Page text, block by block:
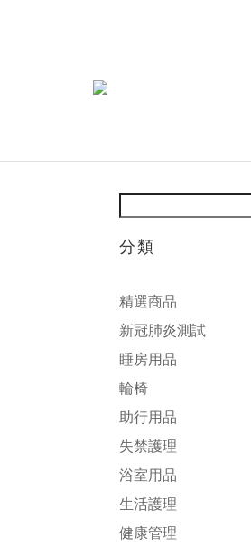
分類
精選商品
新冠肺炎測試
睡房用品
輪椅
助行用品
失禁護理
浴室用品
生活護理
健康管理